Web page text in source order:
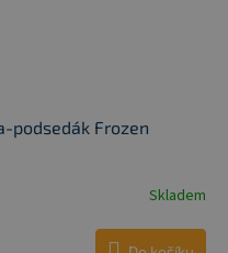
podsedák Frozen
Skladem